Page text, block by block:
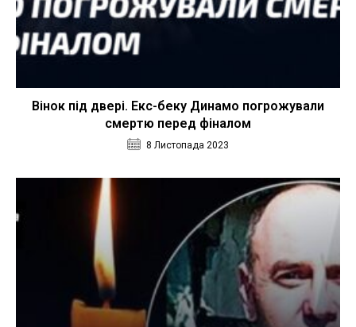
Вінок під двері. Екс-беку Динамо погрожували
смертю перед фіналом
8 Листопада 2023